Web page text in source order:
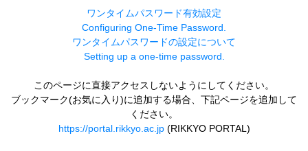
ワンタイムパスワード有効設定
Configuring One-Time Password.
ワンタイムパスワードの設定について
Setting up a one-time password.
このページに直接アクセスしないようにしてください。
ブックマーク(お気に入り)に追加する場合、下記ページを追加して
ください。
https://portal.rikkyo.ac.jp(RIKKYO PORTAL)